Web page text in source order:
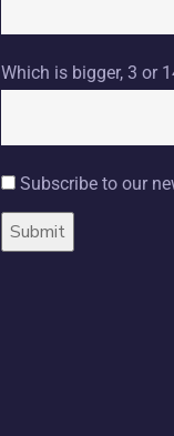
Which is bigger, 3 or
Subscribe to our